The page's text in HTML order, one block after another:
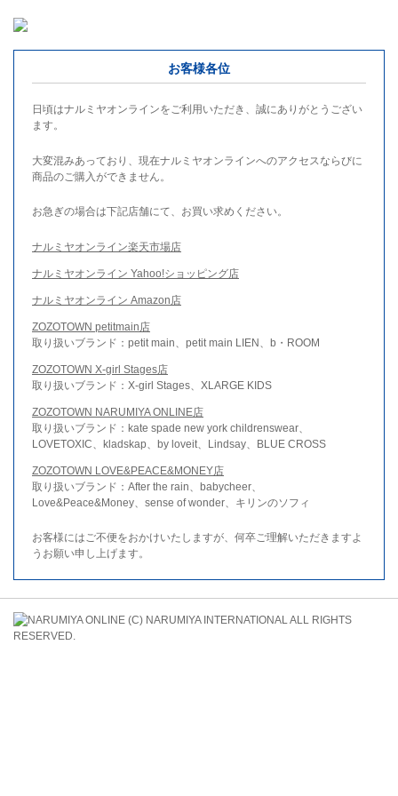
お客様各位
日頃はナルミヤオンラインをご利用いただき、誠にありがとうござい
ます。
大変混みあっており、現在ナルミヤオンラインへのアクセスならびに
商品のご購入ができません。
お急ぎの場合は下記店舗にて、お買い求めください。
ナルミヤオンライン楽天市場店
ナルミヤオンライン Yahoo!ショッピング店
ナルミヤオンライン Amazon店
ZOZOTOWN petitmain店
取り扱いブランド：petit main、petit main LIEN、b・ROOM
ZOZOTOWN X-girl Stages店
取り扱いブランド：X-girl Stages、XLARGE KIDS
ZOZOTOWN NARUMIYA ONLINE店
取り扱いブランド：kate spade new york childrenswear、
LOVETOXIC、kladskap、by loveit、Lindsay、BLUE CROSS
ZOZOTOWN LOVE&PEACE&MONEY店
取り扱いブランド：After the rain、babycheer、
Love&Peace&Money、sense of wonder、キリンのソフィ
お客様にはご不便をおかけいたしますが、何卒ご理解いただきますよ
うお願い申し上げます。